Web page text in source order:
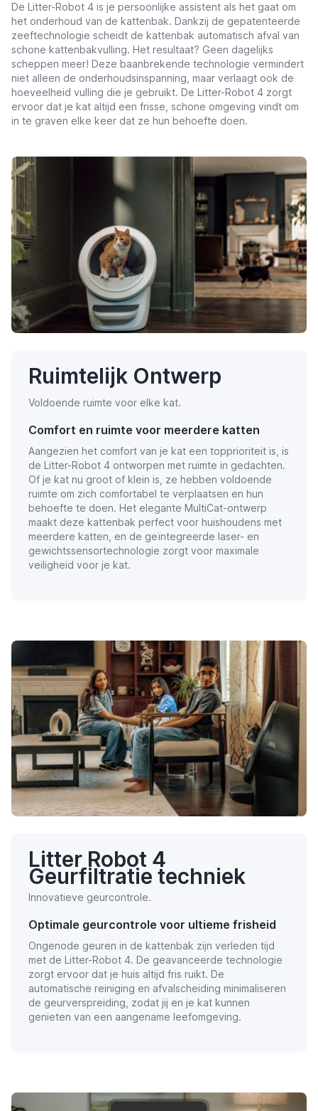
De Litter-Robot 4 is je persoonlijke assistent als het gaat om
het onderhoud van de kattenbak. Dankzij de gepatenteerde
zeeftechnologie scheidt de kattenbak automatisch afval van
schone kattenbakvulling. Het resultaat? Geen dagelijks
scheppen meer! Deze baanbrekende technologie vermindert
niet alleen de onderhoudsinspanning, maar verlaagt ook de
hoeveelheid vulling die je gebruikt. De Litter-Robot 4 zorgt
ervoor dat je kat altijd een frisse, schone omgeving vindt om
in te graven elke keer dat ze hun behoefte doen.
Ruimtelijk Ontwerp
Voldoende ruimte voor elke kat.
Comfort en ruimte voor meerdere katten
Aangezien het comfort van je kat een topprioriteit is, is
de Litter-Robot 4 ontworpen met ruimte in gedachten.
Of je kat nu groot of klein is, ze hebben voldoende
ruimte om zich comfortabel te verplaatsen en hun
behoefte te doen. Het elegante MultiCat-ontwerp
maakt deze kattenbak perfect voor huishoudens met
meerdere katten, en de geïntegreerde laser- en
gewichtssensortechnologie zorgt voor maximale
veiligheid voor je kat.
Litter Robot 4
Geurfiltratie techniek
Innovatieve geurcontrole.
Optimale geurcontrole voor ultieme frisheid
Ongenode geuren in de kattenbak zijn verleden tijd
met de Litter-Robot 4. De geavanceerde technologie
zorgt ervoor dat je huis altijd fris ruikt. De
automatische reiniging en afvalscheiding minimaliseren
de geurverspreiding, zodat jij en je kat kunnen
genieten van een aangename leefomgeving.